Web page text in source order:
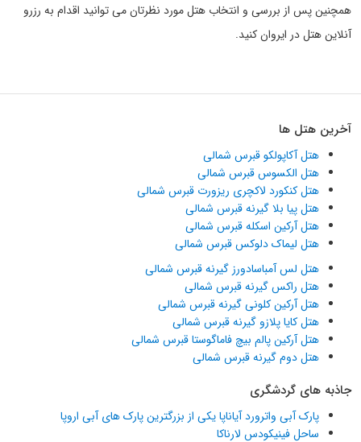
همچنین پس از بررسی و انتخاب هتل مورد نظرتان می توانید اقدام به رزرو
آنلاین هتل در ایروان کنید.
آخرین هتل ها
هتل آکاپولکو قبرس شمالی
هتل الکسوس قبرس شمالی
هتل کنکورد لاکچری ریزورت قبرس شمالی
هتل پیا بلا گیرنه قبرس شمالی
هتل آرکین اسکله قبرس شمالی
هتل لیماک دلوکس قبرس شمالی
هتل لس آمباسادورز گیرنه قبرس شمالی
هتل راکس گیرنه قبرس شمالی
هتل آرکین کلونی گیرنه قبرس شمالی
هتل کایا پلازو گیرنه قبرس شمالی
هتل آرکین پالم بیچ فاماگوستا قبرس شمالی
هتل دوم گیرنه قبرس شمالی
جاذبه های گردشگری
پارک آبی واترورد آیاناپا یکی از بزرگترین پارک های آبی اروپا
ساحل فینیکودس لارناکا